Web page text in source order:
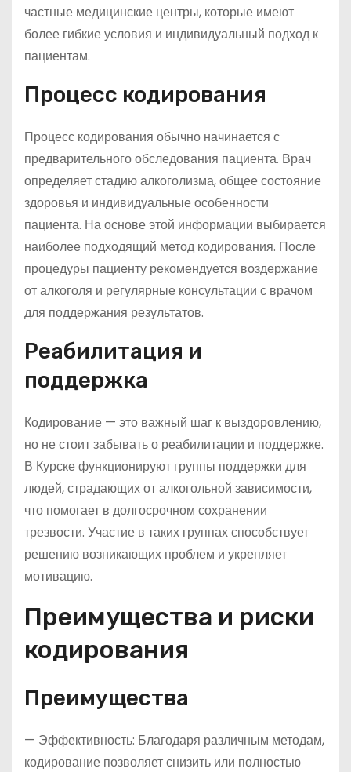
частные медицинские центры, которые имеют
более гибкие условия и индивидуальный подход к
пациентам.
Процесс кодирования
Процесс кодирования обычно начинается с
предварительного обследования пациента. Врач
определяет стадию алкоголизма, общее состояние
здоровья и индивидуальные особенности
пациента. На основе этой информации выбирается
наиболее подходящий метод кодирования. После
процедуры пациенту рекомендуется воздержание
от алкоголя и регулярные консультации с врачом
для поддержания результатов.
Реабилитация и
поддержка
Кодирование — это важный шаг к выздоровлению,
но не стоит забывать о реабилитации и поддержке.
В Курске функционируют группы поддержки для
людей, страдающих от алкогольной зависимости,
что помогает в долгосрочном сохранении
трезвости. Участие в таких группах способствует
решению возникающих проблем и укрепляет
мотивацию.
Преимущества и риски
кодирования
Преимущества
— Эффективность: Благодаря различным методам,
кодирование позволяет снизить или полностью